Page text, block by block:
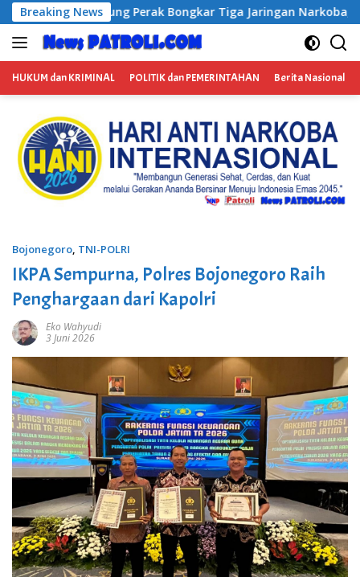
Langsung
ke
konten
Breaking News
Tiga Jaringan Narkoba, Empat Tersangka Diamankan
HUKUM dan KRIMINAL POLITIK dan PEMERINTAHAN Berita Nasional
Bojonegoro, TNI-POLRI
IKPA Sempurna, Polres Bojonegoro Raih
Penghargaan dari Kapolri
Eko Wahyudi
3 Juni 2026